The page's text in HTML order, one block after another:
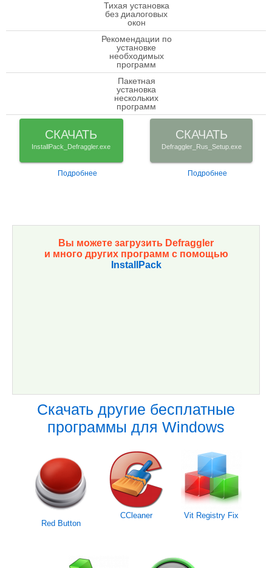
check
Тихая установка
без диалоговых
окон
check
Рекомендации по
установке
необходимых
программ
check
Пакетная
установка
нескольких
программ
СКАЧАТЬ
InstallPack_Defraggler.exe
Подробнее
СКАЧАТЬ
Defraggler_Rus_Setup.exe
Подробнее
Вы можете загрузить Defraggler
и много других программ с помощью
InstallPack
Скачать другие бесплатные
программы для Windows
Red Button
CCleaner Vit Registry Fix